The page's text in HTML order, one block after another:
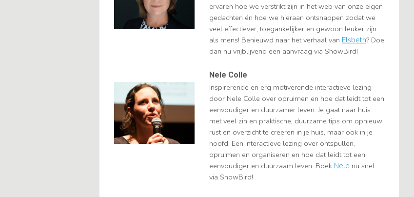
ervaren hoe we verstrikt zijn in het web van onze eigen
gedachten én hoe we hieraan ontsnappen zodat we
veel effectiever, toegankelijker en gewoon leuker zijn
als mens! Benieuwd naar het verhaal van Elsbeth? Doe
dan nu vrijblijvend een aanvraag via ShowBird!
Nele Colle
Inspirerende en erg motiverende interactieve lezing
door Nele Colle over opruimen en hoe dat leidt tot een
eenvoudiger en duurzamer leven. Je gaat naar huis
met veel zin en praktische, duurzame tips om opnieuw
rust en overzicht te creëren in je huis, maar ook in je
hoofd. ​Een interactieve lezing over ontspullen,
opruimen en organiseren en hoe dat leidt tot een
eenvoudiger en duurzaam leven. Boek Nele nu snel
via ShowBird!